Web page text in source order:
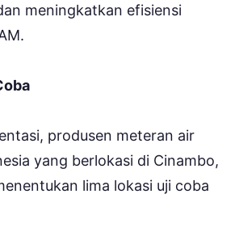
meningkatkan efisiensi
produsen meteran air
yang berlokasi di Cinambo,
lima lokasi uji coba